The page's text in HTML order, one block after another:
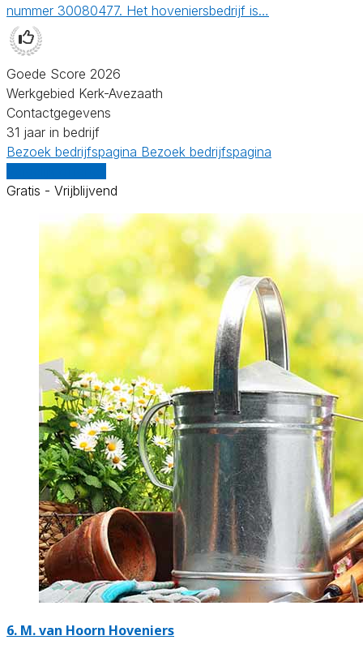
nummer 30080477. Het hoveniersbedrijf is…
Goede Score 2026
Werkgebied Kerk-Avezaath
Contactgegevens
31 jaar in bedrijf
Bezoek bedrijfspagina Bezoek bedrijfspagina
Gratis - Vrijblijvend
6. M. van Hoorn Hoveniers